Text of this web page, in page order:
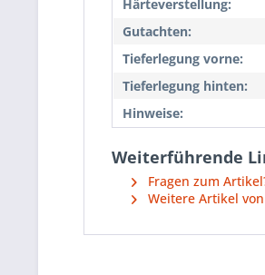
Härteverstellung:
Gutachten:
Tieferlegung vorne:
Tieferlegung hinten:
Hinweise:
Weiterführende
Fragen zum
Weitere Artikel von